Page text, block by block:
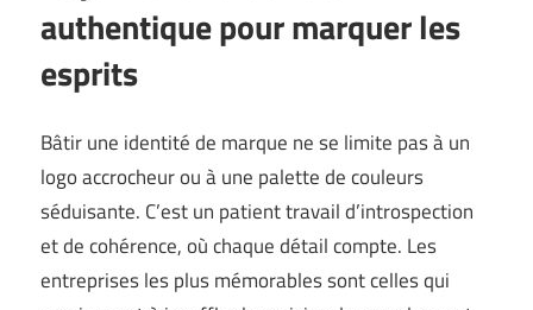
authentique pour marquer les
esprits
Bâtir une identité de marque ne se limite pas à un
logo accrocheur ou à une palette de couleurs
séduisante. C’est un patient travail d’introspection
et de cohérence, où chaque détail compte. Les
entreprises les plus mémorables sont celles qui